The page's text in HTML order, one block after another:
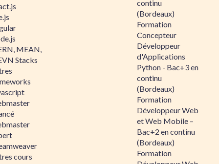
MEAN,
Stacks
cours
continu
(Bordeaux)
Formation
Concepteur
Développeur
d'Applications
Python - Bac+3 en
continu
(Bordeaux)
Formation
Développeur Web
et Web Mobile –
Bac+2 en continu
(Bordeaux)
Formation